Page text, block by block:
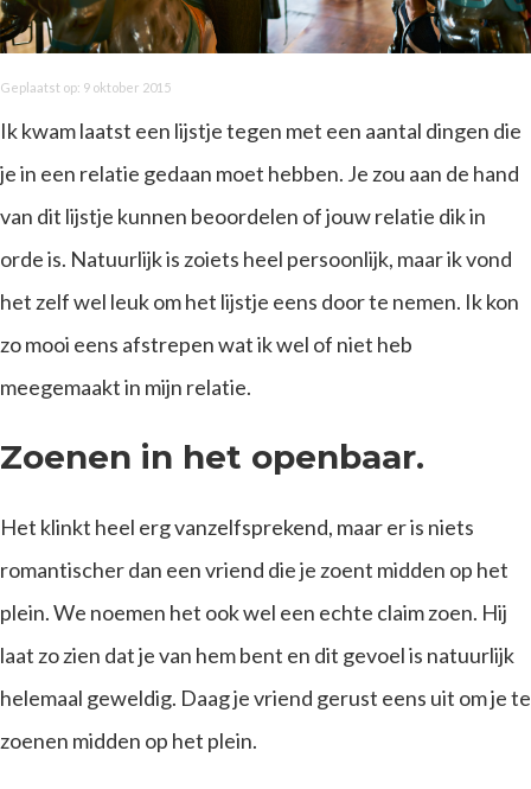
Geplaatst op: 9 oktober 2015
Ik kwam laatst een lijstje tegen met een aantal dingen die
je in een relatie gedaan moet hebben. Je zou aan de hand
van dit lijstje kunnen beoordelen of jouw relatie dik in
orde is. Natuurlijk is zoiets heel persoonlijk, maar ik vond
het zelf wel leuk om het lijstje eens door te nemen. Ik kon
zo mooi eens afstrepen wat ik wel of niet heb
meegemaakt in mijn relatie.
Zoenen in het openbaar.
Het klinkt heel erg vanzelfsprekend, maar er is niets
romantischer dan een vriend die je zoent midden op het
plein. We noemen het ook wel een echte claim zoen. Hij
laat zo zien dat je van hem bent en dit gevoel is natuurlijk
helemaal geweldig. Daag je vriend gerust eens uit om je te
zoenen midden op het plein.